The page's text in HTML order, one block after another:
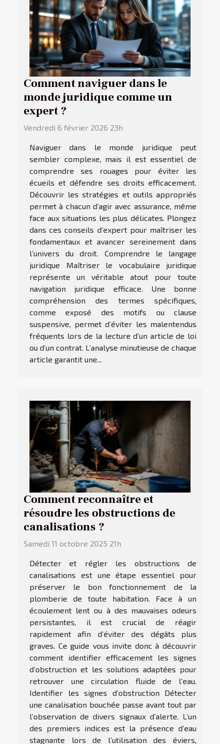
Comment naviguer dans le
monde juridique comme un
expert ?
Vendredi 6 février 2026 23h
Naviguer dans le monde juridique peut
sembler complexe, mais il est essentiel de
comprendre ses rouages pour éviter les
écueils et défendre ses droits efficacement.
Découvrir les stratégies et outils appropriés
permet à chacun d’agir avec assurance, même
face aux situations les plus délicates. Plongez
dans ces conseils d’expert pour maîtriser les
fondamentaux et avancer sereinement dans
l’univers du droit. Comprendre le langage
juridique Maîtriser le vocabulaire juridique
représente un véritable atout pour toute
navigation juridique efficace. Une bonne
compréhension des termes spécifiques,
comme exposé des motifs ou clause
suspensive, permet d’éviter les malentendus
fréquents lors de la lecture d’un article de loi
ou d’un contrat. L’analyse minutieuse de chaque
article garantit une...
Comment reconnaître et
résoudre les obstructions de
canalisations ?
Samedi 11 octobre 2025 21h
Détecter et régler les obstructions de
canalisations est une étape essentiel pour
préserver le bon fonctionnement de la
plomberie de toute habitation. Face à un
écoulement lent ou à des mauvaises odeurs
persistantes, il est crucial de réagir
rapidement afin d’éviter des dégâts plus
graves. Ce guide vous invite donc à découvrir
comment identifier efficacement les signes
d’obstruction et les solutions adaptées pour
retrouver une circulation fluide de l’eau.
Identifier les signes d’obstruction Détecter
une canalisation bouchée passe avant tout par
l’observation de divers signaux d’alerte. L’un
des premiers indices est la présence d’eau
stagnante lors de l’utilisation des éviers,